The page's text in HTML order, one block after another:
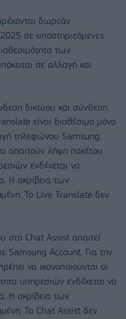
δωρεάν
σε υποστηριζόμενες
των
σε αλλαγή και
δικτύου και σύνδεση
είναι διαθέσιμο μόνο
τηλεφώνου Samsung.
απαιτούν λήψη πακέτου
ενδέχεται να
Η ακρίβεια των
Το Live Translate δεν
στο Chat Assist απαιτεί
Samsung Account. Για την
να ικανοποιούνται οι
υπηρεσιών ενδέχεται να
Η ακρίβεια των
To Chat Assist δεν